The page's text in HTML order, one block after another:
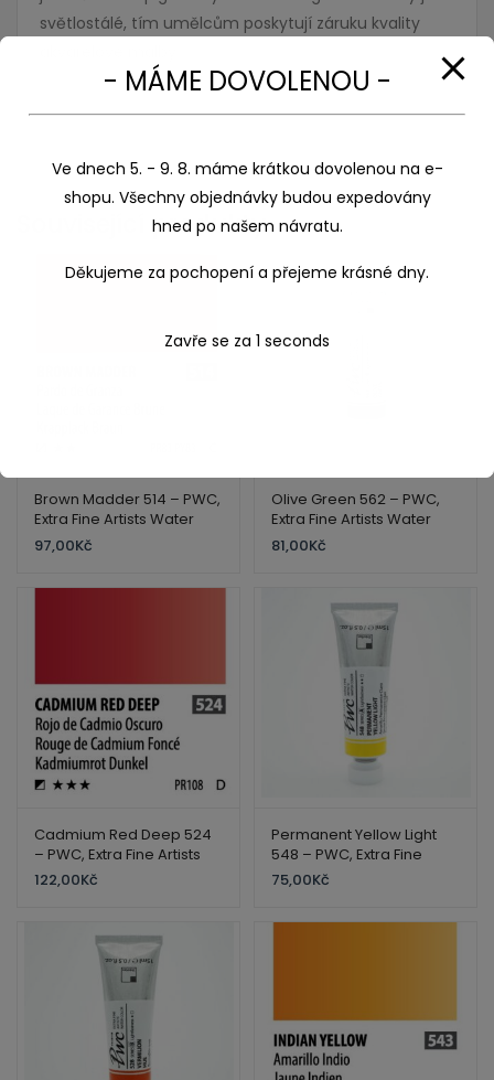
světlostálé, tím umělcům poskytují záruku kvality
Související produkty
Brown Madder 514 – PWC,
Extra Fine Artists Water
Color – ShinHan
97,00Kč
Olive Green 562 – PWC,
Extra Fine Artists Water
Color – ShinHan
81,00Kč
Cadmium Red Deep 524
– PWC, Extra Fine Artists
Water Color – ShinHan
122,00Kč
Permanent Yellow Light
548 – PWC, Extra Fine
Artists Water Color –
ShinHan
75,00Kč
- MÁME DOVOLENOU -
Ve dnech 5. - 9. 8. máme krátkou dovolenou na e-
shopu. Všechny objednávky budou expedovány
hned po našem návratu.
Děkujeme za pochopení a přejeme krásné dny.
Zavře se za 1 seconds